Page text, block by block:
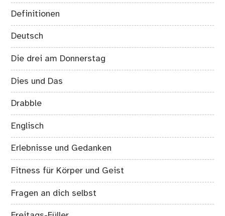
Definitionen
Deutsch
Die drei am Donnerstag
Dies und Das
Drabble
Englisch
Erlebnisse und Gedanken
Fitness für Körper und Geist
Fragen an dich selbst